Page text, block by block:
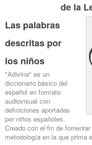
de la
Las palabras
descritas por
los niños
"Adivina" es un
diccionario básico del
español en formato
audiovisual con
definiciones aportadas
por niños españoles.
Creado con el fin de
metodología en la que prima